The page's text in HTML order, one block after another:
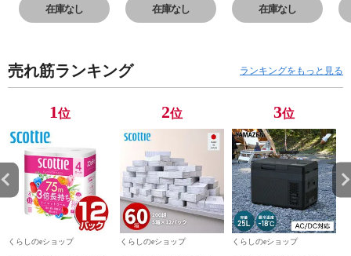
ア レインウエア
レインスーツ 雨
ク 【送料無料】
在庫なし
ア レインウエア
レインスーツ 雨
ク 【送料無料】
在庫なし
ア レインウエア
レインスーツ 雨
ク 【送料無料】
在庫なし
売れ筋ランキング ランキングをもっと見る
1位
くらしのeショップ
2位
くらしのeショップ
3位
くらしのeショップ